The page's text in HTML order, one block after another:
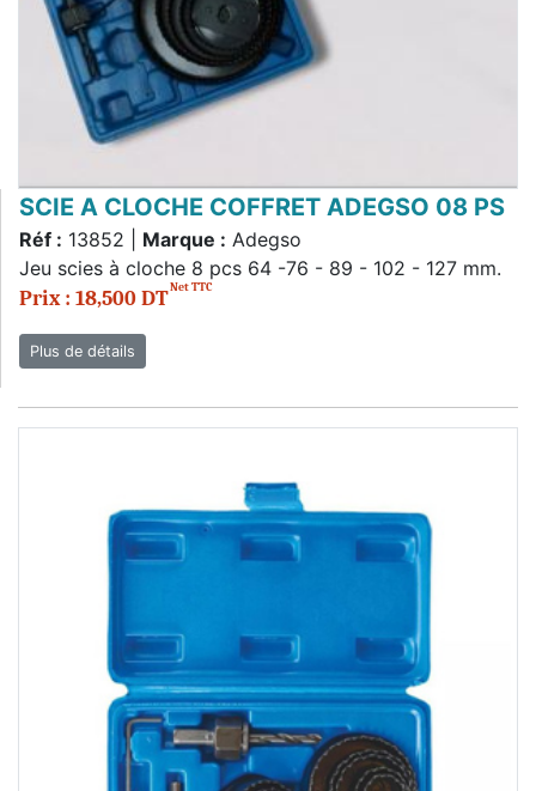
SCIE A CLOCHE COFFRET ADEGSO 08 PS
Réf : 13852 | Marque : Adegso
Jeu scies à cloche 8 pcs 64 -76 - 89 - 102 - 127 mm.
Prix : 18,500 DTNet TTC
Plus de détails